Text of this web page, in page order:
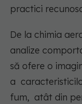
practici
De la chimia
analize
să ofere o
a
fum, atât din